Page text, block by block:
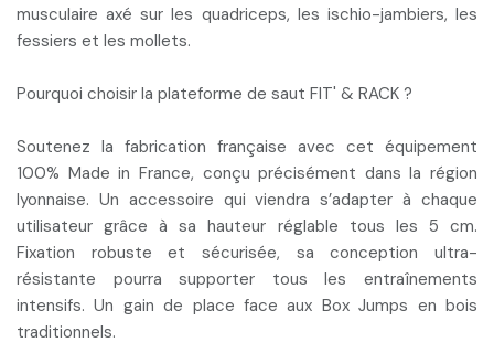
musculaire axé sur les quadriceps, les ischio-jambiers, les
fessiers et les mollets.
Pourquoi choisir la plateforme de saut FIT' & RACK ?
Soutenez la fabrication française avec cet équipement
100% Made in France, conçu précisément dans la région
lyonnaise. Un accessoire qui viendra s’adapter à chaque
utilisateur grâce à sahauteur réglable tous les 5 cm.
Fixation robuste et sécurisée, sa conception ultra-
résistante pourra supporter tous les entraînements
intensifs. Un gain de place face aux Box Jumps en bois
traditionnels.